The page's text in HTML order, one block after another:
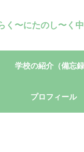
く〜にたのし〜く
学校の紹介（備忘録
プロフィール